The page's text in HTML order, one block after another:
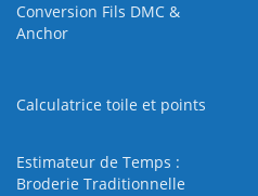
Conversion Fils DMC &
Anchor
Calculatrice toile et points
Estimateur de Temps :
Broderie Traditionnelle